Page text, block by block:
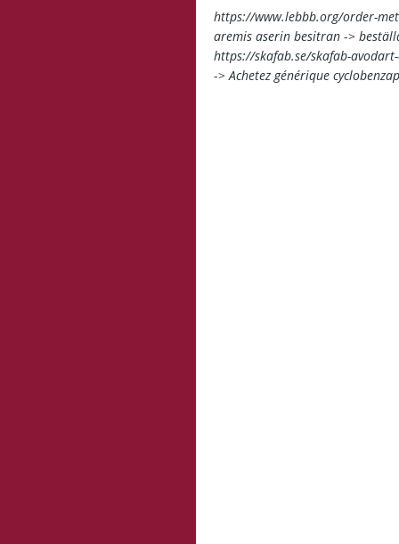
https://www.lebbb.org/order-
aremis aserin besitran ->
https://skafab.se/skafab-
-> Achetez générique